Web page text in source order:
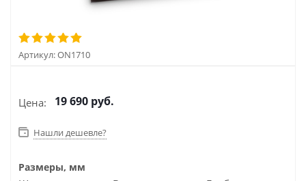
Артикул:ON1710
Цена: 19 690 руб.
Нашли дешевле?
Размеры, мм